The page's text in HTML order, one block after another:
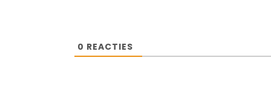
0 REACTIES